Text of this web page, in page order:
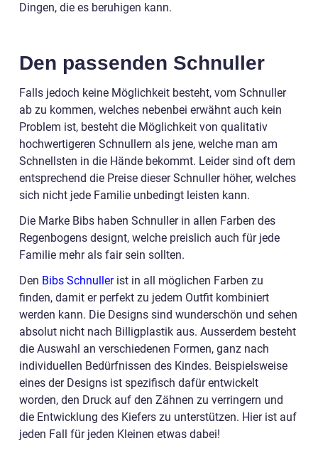
Dingen, die es beruhigen kann.
Den passenden Schnuller
Falls jedoch keine Möglichkeit besteht, vom Schnuller
ab zu kommen, welches nebenbei erwähnt auch kein
Problem ist, besteht die Möglichkeit von qualitativ
hochwertigeren Schnullern als jene, welche man am
Schnellsten in die Hände bekommt. Leider sind oft dem
entsprechend die Preise dieser Schnuller höher, welches
sich nicht jede Familie unbedingt leisten kann.
Die Marke Bibs haben Schnuller in allen Farben des
Regenbogens designt, welche preislich auch für jede
Familie mehr als fair sein sollten.
Den Bibs Schnullerist in all möglichen Farben zu
finden, damit er perfekt zu jedem Outfit kombiniert
werden kann. Die Designs sind wunderschön und sehen
absolut nicht nach Billigplastik aus. Ausserdem besteht
die Auswahl an verschiedenen Formen, ganz nach
individuellen Bedürfnissen des Kindes. Beispielsweise
eines der Designs ist spezifisch dafür entwickelt
worden, den Druck auf den Zähnen zu verringern und
die Entwicklung des Kiefers zu unterstützen. Hier ist auf
jeden Fall für jeden Kleinen etwas dabei!